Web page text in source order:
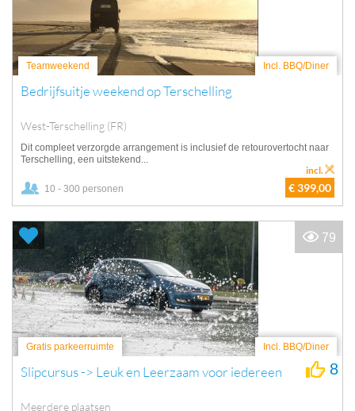
Teamweekend Incl. BBQ/Diner
Bedrijfsuitje weekend op Terschelling
West-Terschelling (FR)
Dit compleet verzorgde arrangement is inclusief de retourovertocht naar
Terschelling, een uitstekend...
10 - 300 personen € 399,00
incl.
Gratis parkeerruimte Incl. BBQ/Diner
Slipcursus -> Leuk en Leerzaam voor iedereen
Meerdere plaatsen
8
79